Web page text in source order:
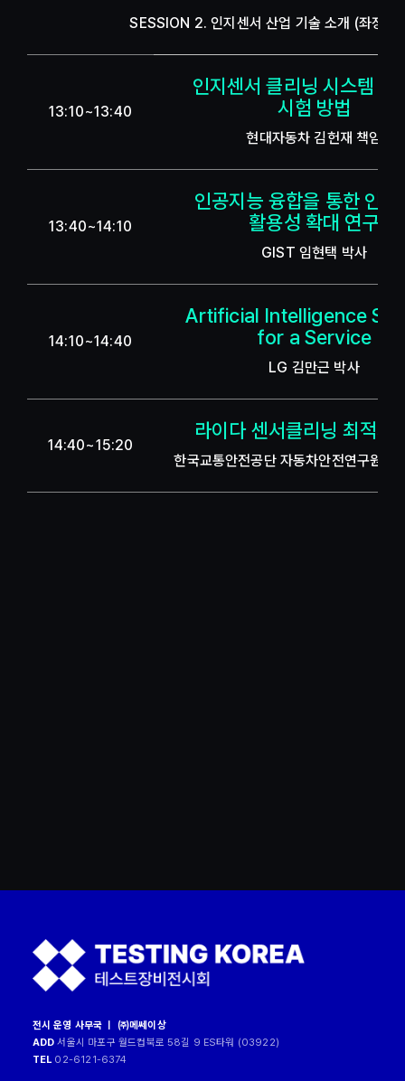
SESSION 2. 인지센서 산업 기술 소개 (좌장:
13:10~13:40
인지센서 클리닝 시스템 소
시험 방법
현대자동차 김헌재 책임
13:40~14:10
인공지능 융합을 통한 인지
활용성 확대 연구
GIST 임현택 박사
14:10~14:40
Artificial Intelligence
for a Service
LG 김만근 박사
14:40~15:20
라이다 센서클리닝 최적화
한국교통안전공단 자동차안전연구원 손
전시 운영 사무국 ㅣ ㈜메쎄이상
ADD 서울시 마포구 월드컵북로 58길 9 ES타워 (03922)
TEL 02-6121-6374